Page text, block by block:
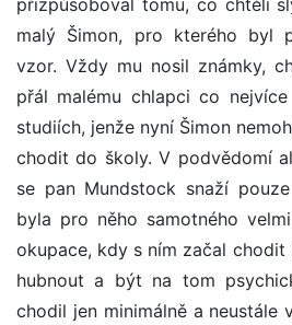
přizpůsoboval tomu, co chtěli
malý Šimon, pro kterého byl
vzor. Vždy mu nosil známky,
přál malému chlapci co
studiích, jenže nyní Šimon
chodit do školy. V podvědomí
se pan Mundstock snaží
byla pro něho samotného
okupace, kdy s ním začal
hubnout a být na tom
chodil jen minimálně a neustále